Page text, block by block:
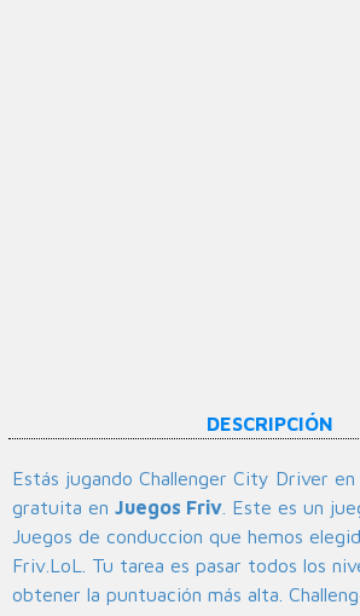
DESCRIPCIÓN
Estás jugando Challenger City Driver
gratuita en Juegos Friv . Este es un
Juegos de conduccion que hemos
Friv.LoL. Tu tarea es pasar todos los
obtener la puntuación más alta.